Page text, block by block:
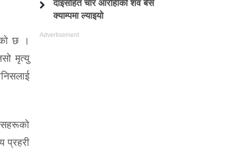
छ ।
मृत्यु
प्रहरी
दाइसहित चार आरोहीको शव बेस
क्याम्पमा ल्याइयो